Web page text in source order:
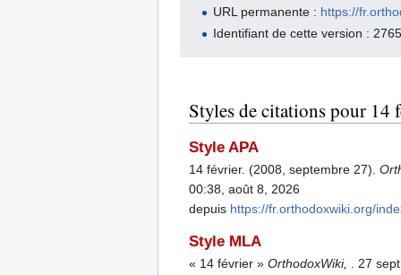
URL permanente : https://
Identifiant de cette version :
Styles de citations pour 14
Style APA
14 février. (2008, septembre 27).
00:38, août 8, 2026
depuis https://fr.orthodoxwiki.org/
Style MLA
« 14 février » OrthodoxWiki, . 27